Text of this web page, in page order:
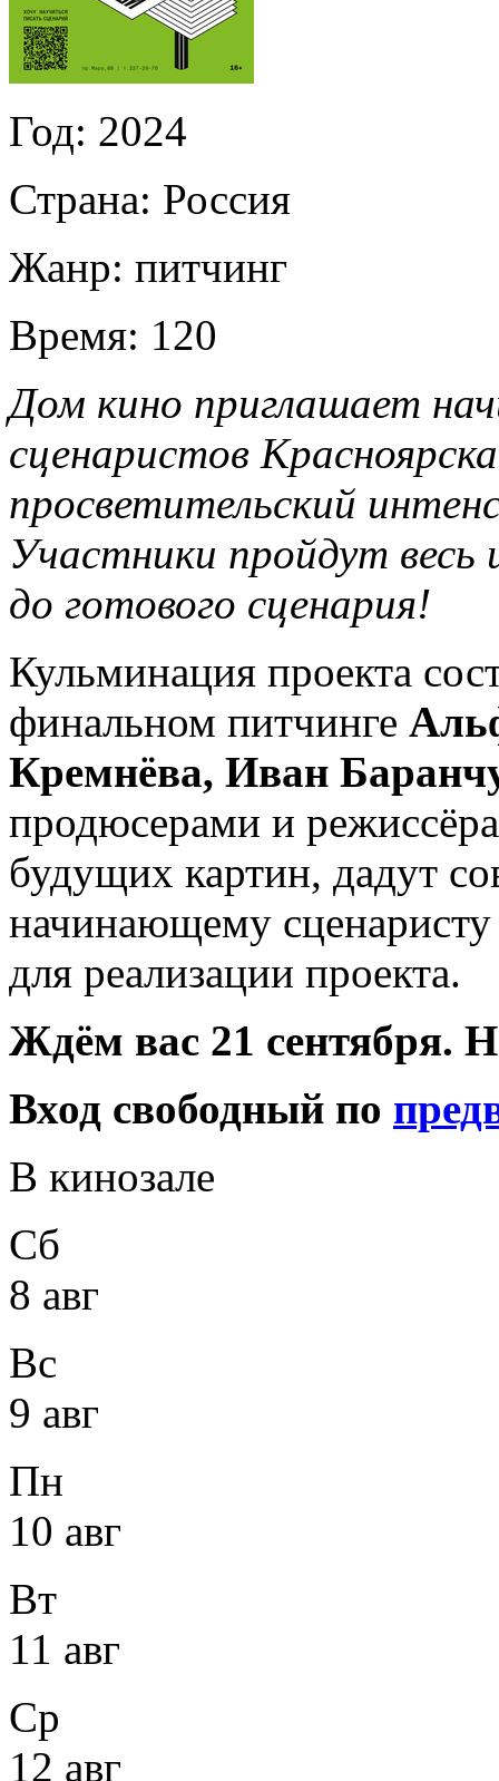
Год: 2024
Страна: Россия
Жанр: питчинг
Время: 120
Дом кино приглашает
сценаристов
просветительский
Участники пройдут весь
до готового сценария!
Кульминация проекта
финальном питчинге
Кремнёва, Иван
продюсерами и
будущих картин, дадут
начинающему
для реализации проекта.
Ждём вас 21 сентября.
Вход свободный по
В кинозале
Сб
8 авг
Вс
9 авг
Пн
10 авг
Вт
11 авг
Ср
12 авг